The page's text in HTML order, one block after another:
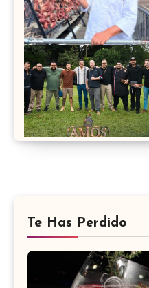
Te Has Perdido